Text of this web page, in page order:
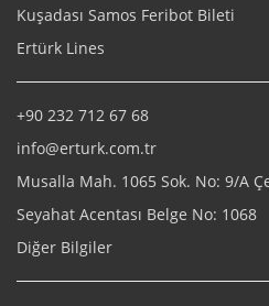
Kuşadası Samos Feribot Bileti
Ertürk Lines
+90 232 712 67 68
info@erturk.com.tr
Musalla Mah. 1065 Sok. No: 9/A
Seyahat Acentası Belge No: 1068
Diğer Bilgiler